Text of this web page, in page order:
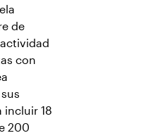
de
con
incluir 18
200